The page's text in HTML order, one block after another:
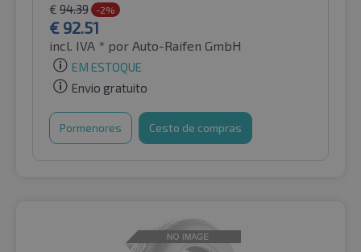
€ 94.39 -2%
€ 92.51
incl. IVA * por Auto-Raifen GmbH
EM ESTOQUE
Envio gratuito
Pormenores Cesto de compras